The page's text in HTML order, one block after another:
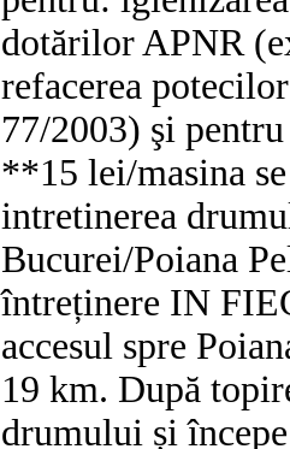
dotărilor APNR
refacerea
77/2003) şi
**15 lei/masina
intretinerea
Bucurei/Poiana
întreținere IN
accesul spre
19 km. După
drumului și